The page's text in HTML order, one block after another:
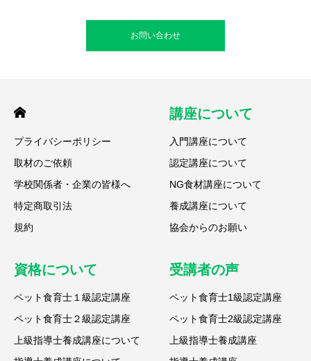
お問い合わせ
プライバシーポリシー
取材のご依頼
学校関係者・企業の皆様へ
特定商取引法
規約
講座について
入門講座について
認定講座について
NG食材講座について
養成講座について
協会からのお願い
資格について
ペット食育士１級認定講座
ペット食育士２級認定講座
上級指導士養成講座について
受講者の声
ペット食育士1級認定講座
ペット食育士2級認定講座
上級指導士養成講座